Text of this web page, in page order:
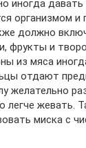
иногда
организмом и
должно
фрукты и
из мяса
отдают
желательно
жевать.
миска с